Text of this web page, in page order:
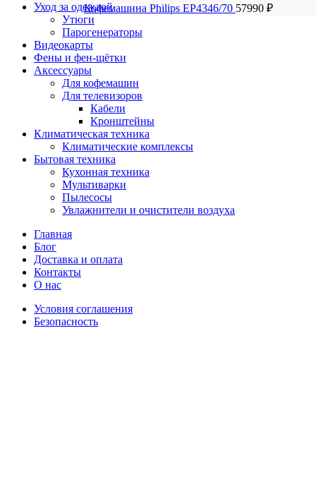
Кофемашина Philips EP4346/70 57990 ₽
Уход за одеждой
Утюги
Парогенераторы
Видеокарты
Фены и фен-щётки
Аксессуары
Для кофемашин
Для телевизоров
Кабели
Кронштейны
Климатическая техника
Климатические комплексы
Бытовая техника
Кухонная техника
Мультиварки
Пылесосы
Увлажнители и очистители воздуха
Главная
Блог
Доставка и оплата
Контакты
О нас
Условия соглашения
Безопасность